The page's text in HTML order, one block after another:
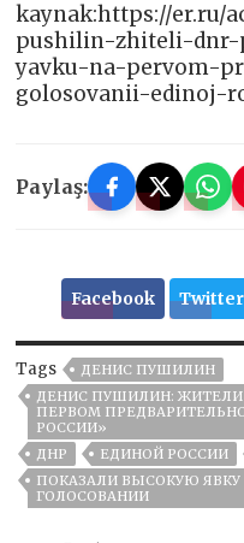
kaynak:https://er.ru/
pushilin-zhiteli-dnr-
yavku-na-pervom-
golosovanii-edinoj-
Paylaş:
Facebook Twitter
Tags
ДЕНИС ПУШИЛИН
ДЕНИС ПУШИЛИН:
ПЕРВОМ
РОССИИ»
ДНР
ЕДИНОЙ РОССИИ
ПОКАЗАЛИ ВЫСОКУЮ
ГОЛОСОВАНИИ